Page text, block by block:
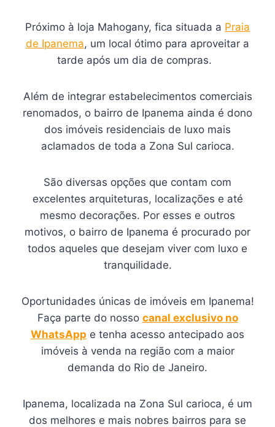
Próximo à loja Mahogany, fica situada a Praia
de Ipanema, um local ótimo para aproveitar a
tarde após um dia de compras.
Além de integrar estabelecimentos comerciais
renomados, o bairro de Ipanema ainda é dono
dos imóveis residenciais de luxo mais
aclamados de toda a Zona Sul carioca.
São diversas opções que contam com
excelentes arquiteturas, localizações e até
mesmo decorações. Por esses e outros
motivos, o bairro de Ipanema é procurado por
todos aqueles que desejam viver com luxo e
tranquilidade.
Oportunidades únicas de imóveis em Ipanema!
Faça parte do nosso canal exclusivo no
WhatsApp e tenha acesso antecipado aos
imóveis à venda na região com a maior
demanda do Rio de Janeiro.
Ipanema, localizada na Zona Sul carioca, é um
dos melhores e mais nobres bairros para se